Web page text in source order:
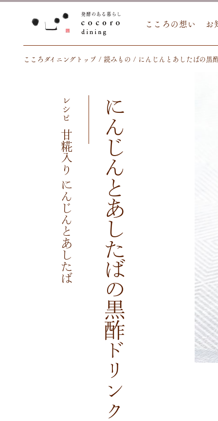
こころの想い お
こころダイニングトップ 読みもの にんじんとあしたばの黒
レシピ
甘糀入り にんじんとあしたば にんじんとあしたばの黒酢ドリンク